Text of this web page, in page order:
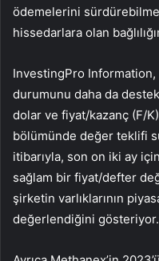
ödemelerini
hissedarlara olan
InvestingPro Information,
durumunu daha da
dolar ve fiyat/kazanç (F/
bölümünde değer teklifi
itibarıyla, son on iki ay
sağlam bir fiyat/defter
şirketin varlıklarının
değerlendiğini gösteriyor.